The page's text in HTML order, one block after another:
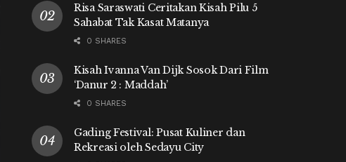
Risa Saraswati Ceritakan Kisah Pilu 5
Sahabat Tak Kasat Matanya
0 SHARES
Kisah Ivanna Van Dijk Sosok Dari Film
‘Danur 2 : Maddah’
0 SHARES
Gading Festival: Pusat Kuliner dan
Rekreasi oleh Sedayu City